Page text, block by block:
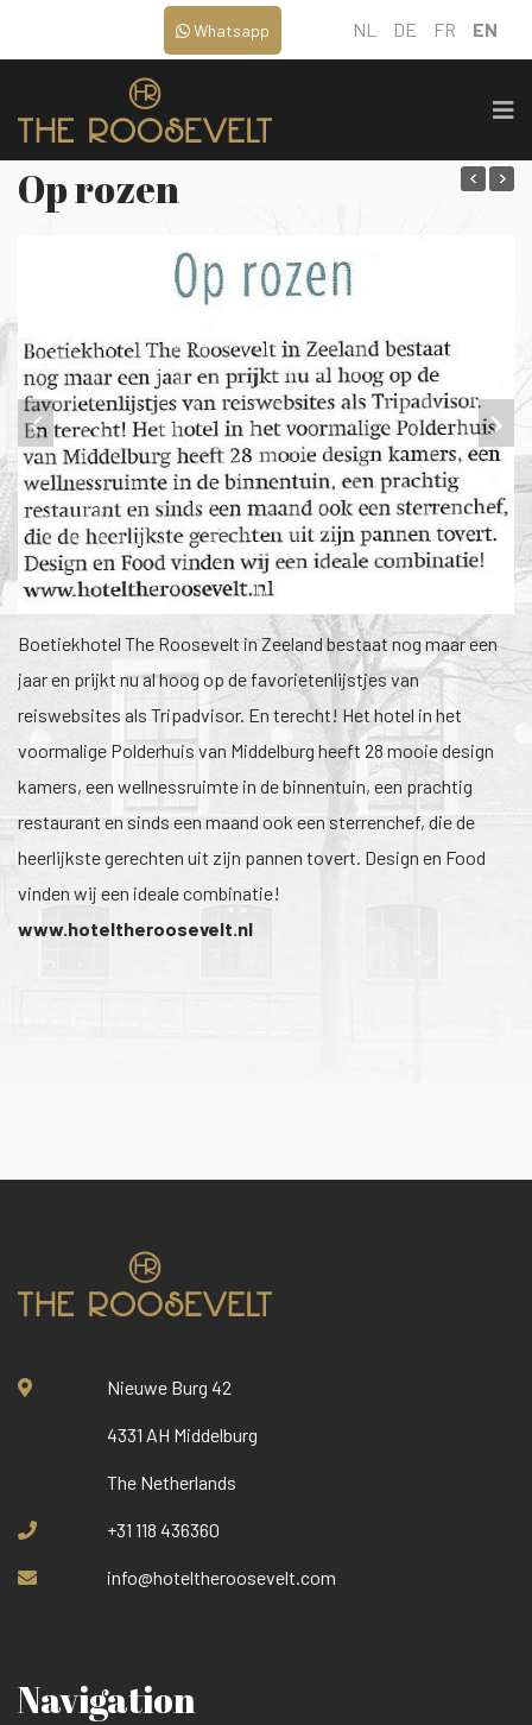
NL DE FR EN
Whatsapp
Op rozen
1/
Boetiekhotel The Roosevelt in Zeeland bestaat nog maar een
jaar en prijkt nu al hoog op de favorietenlijstjes van
reiswebsites als Tripadvisor. En terecht! Het hotel in het
voormalige Polderhuis van Middelburg heeft 28 mooie design
kamers, een wellnessruimte in de binnentuin, een prachtig
restaurant en sinds een maand ook een sterrenchef, die de
heerlijkste gerechten uit zijn pannen tovert. Design en Food
vinden wij een ideale combinatie!
www.hoteltheroosevelt.nl
Nieuwe Burg 42
4331 AH Middelburg
The Netherlands
+31 118 436360
info@hoteltheroosevelt.com
Navigation